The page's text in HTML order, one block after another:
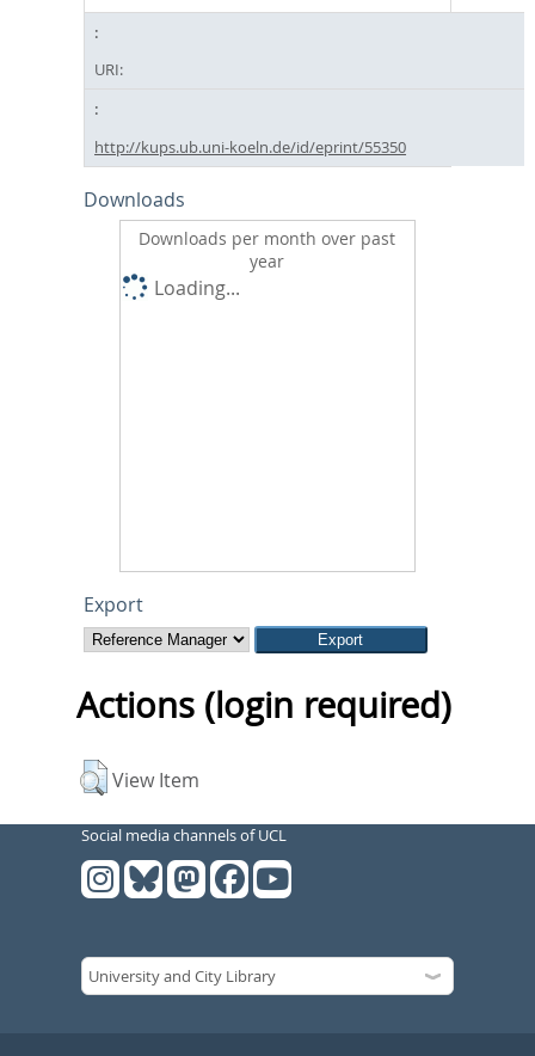
URI:
http://kups.ub.uni-koeln.de/id/eprint/55350
Downloads
Downloads per month over past
year
Loading...
Export
Actions (login required)
View Item
Social media channels of UCL